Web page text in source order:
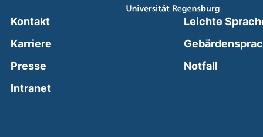
Kontakt
Karriere
Presse
Intranet(external link, opens in a new window)
Leichte
Notfall